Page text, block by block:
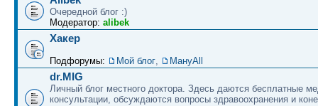
Очередной блог :)
Модератор: alibek
Хакер
Подфорумы: Мой блог, МануAll
dr.MIG
Личный блог местного доктора. Здесь даются бесплатные
консультации, обсуждаются вопросы здравоохранения и